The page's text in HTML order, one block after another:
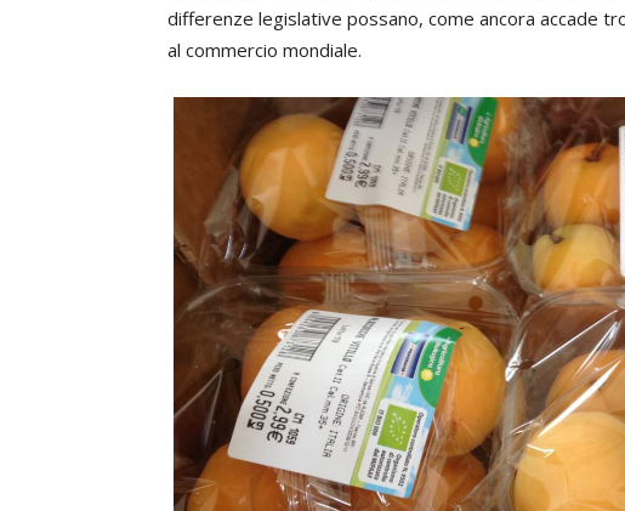
differenze legislative possano, come ancora accade
al commercio mondiale.